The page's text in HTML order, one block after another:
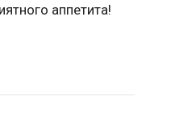
аппетита!